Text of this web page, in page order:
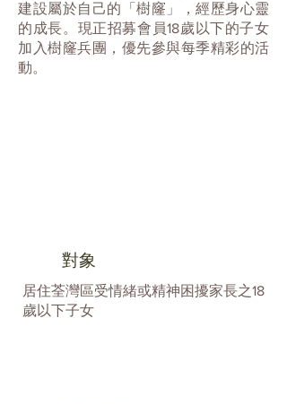
建設屬於自己的「樹窿」，經歷身心靈
的成長。現正招募會員18歲以下的子女
加入樹窿兵團，優先參與每季精彩的活
動。
對象
​居住荃灣區受情緒或精神困擾家長之18
歲以下子女